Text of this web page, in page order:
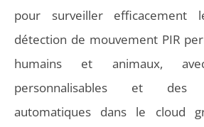
pour surveiller efficacement
détection de mouvement PIR
humains et animaux,
personnalisables et des
automatiques dans le cloud